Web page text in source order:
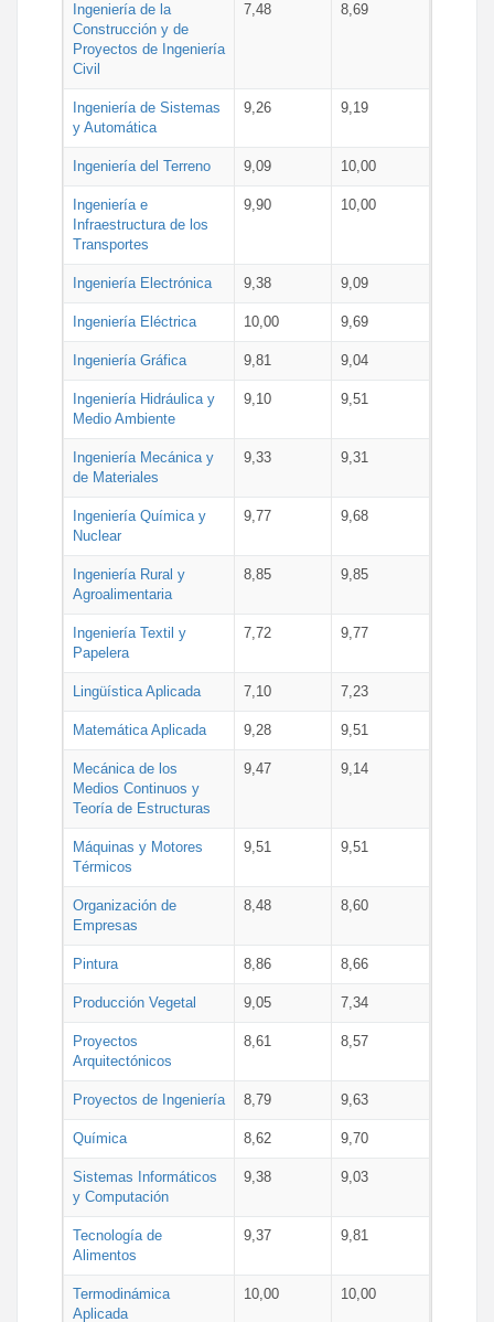
Ingeniería de la
Construcción y de
Proyectos de Ingeniería
Civil
7,48 8,69
Ingeniería de Sistemas
y Automática
9,26 9,19
Ingeniería del Terreno 9,09 10,00
Ingeniería e
Infraestructura de los
Transportes
9,90 10,00
Ingeniería Electrónica 9,38 9,09
Ingeniería Eléctrica 10,00 9,69
Ingeniería Gráfica 9,81 9,04
Ingeniería Hidráulica y
Medio Ambiente
9,10 9,51
Ingeniería Mecánica y
de Materiales
9,33 9,31
Ingeniería Química y
Nuclear
9,77 9,68
Ingeniería Rural y
Agroalimentaria
8,85 9,85
Ingeniería Textil y
Papelera
7,72 9,77
Lingüística Aplicada 7,10 7,23
Matemática Aplicada 9,28 9,51
Mecánica de los
Medios Continuos y
Teoría de Estructuras
9,47 9,14
Máquinas y Motores
Térmicos
9,51 9,51
Organización de
Empresas
8,48 8,60
Pintura 8,86 8,66
Producción Vegetal 9,05 7,34
Proyectos
Arquitectónicos
8,61 8,57
Proyectos de Ingeniería 8,79 9,63
Química 8,62 9,70
Sistemas Informáticos
y Computación
9,38 9,03
Tecnología de
Alimentos
9,37 9,81
Termodinámica
Aplicada
10,00 10,00